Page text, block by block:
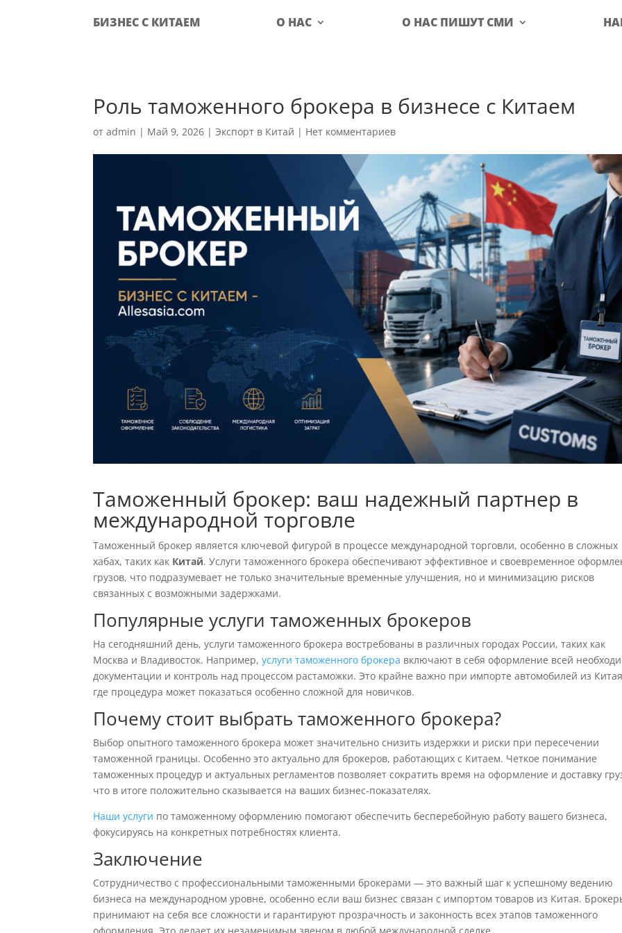
БИЗНЕС С КИТАЕМ О НАС О НАС ПИШУТ СМИ
Роль таможенного брокера в бизнесе с Китаем
отadmin | Май 9, 2026 |Экспорт в Китай | Нет комментариев
Таможенный брокер: ваш надежный партнер в
международной торговле
Таможенный брокер является ключевой фигурой в процессе международной торговли, особенно в сложных
хабах, таких как Китай. Услуги таможенного брокера обеспечивают эффективное и своевременное
грузов, что подразумевает не только значительные временные улучшения, но и минимизацию рисков
связанных с возможными задержками.
Популярные услуги таможенных брокеров
На сегодняшний день, услуги таможенного брокера востребованы в различных городах России, таких как
Москва и Владивосток. Например,услуги таможенного брокера включают в себя оформление всей
документации и контроль над процессом растаможки. Это крайне важно при импорте автомобилей из
где процедура может показаться особенно сложной для новичков.
Почему стоит выбрать таможенного брокера?
Выбор опытного таможенного брокера может значительно снизить издержки и риски при пересечении
таможенной границы. Особенно это актуально для брокеров, работающих с Китаем. Четкое понимание
таможенных процедур и актуальных регламентов позволяет сократить время на оформление и доставку
что в итоге положительно сказывается на ваших бизнес-показателях.
Наши услуги по таможенному оформлению помогают обеспечить бесперебойную работу вашего бизнеса,
фокусируясь на конкретных потребностях клиента.
Заключение
Сотрудничество с профессиональными таможенными брокерами — это важный шаг к успешному ведению
бизнеса на международном уровне, особенно если ваш бизнес связан с импортом товаров из Китая.
принимают на себя все сложности и гарантируют прозрачность и законность всех этапов таможенного